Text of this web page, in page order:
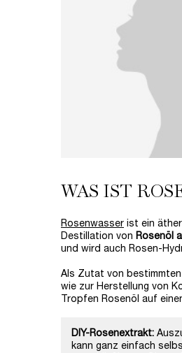
WAS IST
Rosenwasser ist ein
Destillation von Rosenöl
und wird auch Rosen-
Als Zutat von
wie zur Herstellung von
Tropfen Rosenöl auf
DIY-Rosenextrakt:
kann ganz einfach